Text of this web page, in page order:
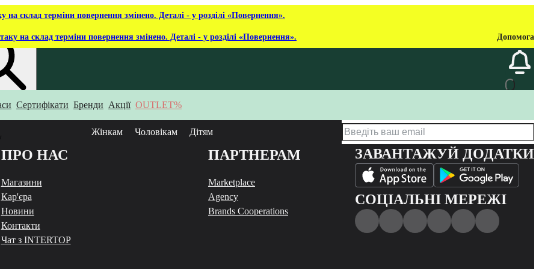
на склад терміни повернення змінено. Деталі - у розділі «Повернення».
на склад терміни повернення змінено. Деталі - у розділі «Повернення». Допомога
Сертифікати Бренди Акції OUTLET%
Жінкам Чоловікам Дітям
ПРО НАС
Магазини
Кар'єра
Новини
Контакти
Чат з INTERTOP
ПАРТНЕРАМ
Marketplace
Agency
Brands Cooperations
ЗАВАНТАЖУЙ ДОДАТКИ
СОЦІАЛЬНІ МЕРЕЖІ